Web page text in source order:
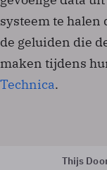
systeem te
de geluiden die
maken tijdens
Technica.
Thijs